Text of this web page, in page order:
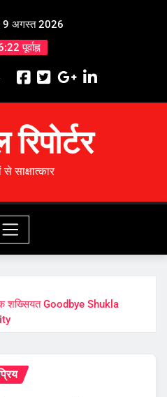
9 अगस्त 2026
पूर्वाह्न
से साक्षात्कार
शख्सियत Goodbye Shukla